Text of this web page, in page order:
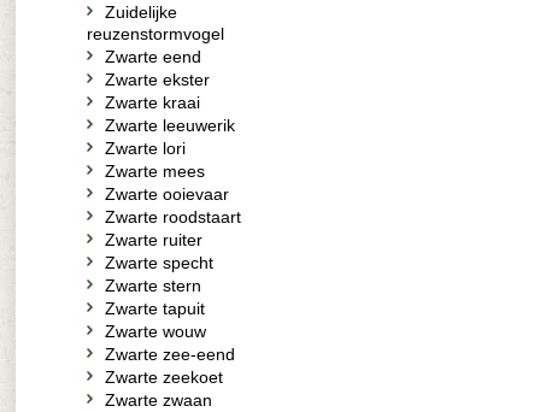
Zuidelijke
reuzenstormvogel
Zwarte eend
Zwarte ekster
Zwarte kraai
Zwarte leeuwerik
Zwarte lori
Zwarte mees
Zwarte ooievaar
Zwarte roodstaart
Zwarte ruiter
Zwarte specht
Zwarte stern
Zwarte tapuit
Zwarte wouw
Zwarte zee-eend
Zwarte zeekoet
Zwarte zwaan